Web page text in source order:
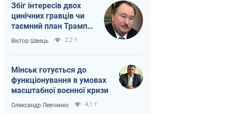
Збіг інтересів двох
цинічних гравців чи
таємний план Трампа
і Путіна?
Віктор Швець 2,2 т.
Мінськ готується до
функціонування в умовах
масштабної воєнної кризи
Олександр Левченко 4,1 т.